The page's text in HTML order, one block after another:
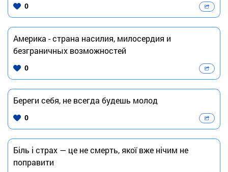
0
Америка - страна насилия, милосердия и
безграничных возможностей
0
Береги себя, не всегда будешь молод
0
Біль і страх — це не смерть, якої вже нічим не
поправити